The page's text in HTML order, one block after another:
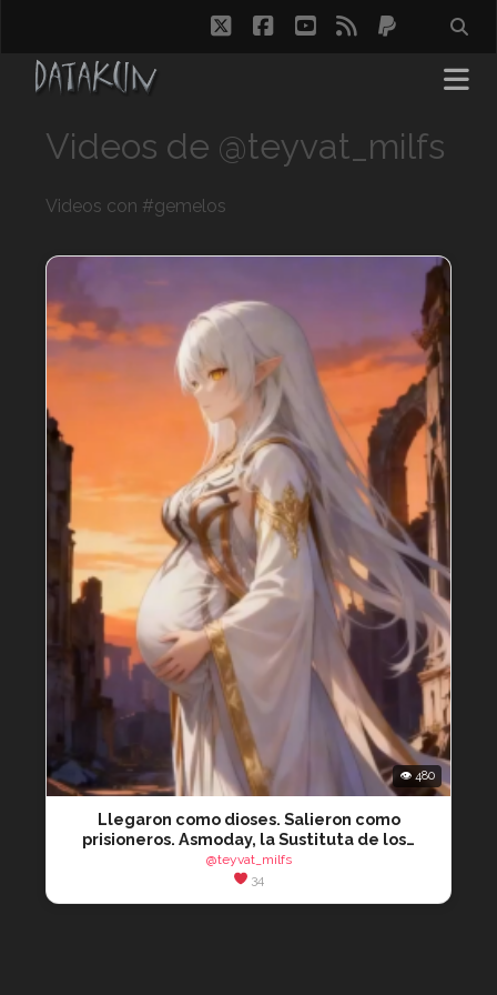
twitterfacebook
youtube
rss paypal
Videos de @teyvat_milfs
Videos con #gemelos
👁 480
Llegaron como dioses. Salieron como
prisioneros. Asmoday, la Sustituta de los…
@teyvat_milfs
34